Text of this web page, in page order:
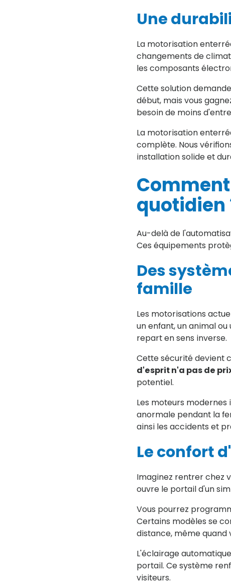
Une
La motorisation
changements de
les composants
Cette solution
début, mais vous
besoin de moins
La motorisation
complète. Nous
installation solide et
quotidien
Au-delà de
Ces équipements
Des
famille
Les motorisations
un enfant, un animal
repart en sens inverse.
Cette sécurité devient
d'esprit n'a pas de
potentiel.
Les moteurs
anormale pendant la
ainsi les accidents et
Le confort
Imaginez rentrer chez
ouvre le portail d'un
Vous pourrez
Certains modèles se
distance, même quand
L'éclairage
portail. Ce système
visiteurs.